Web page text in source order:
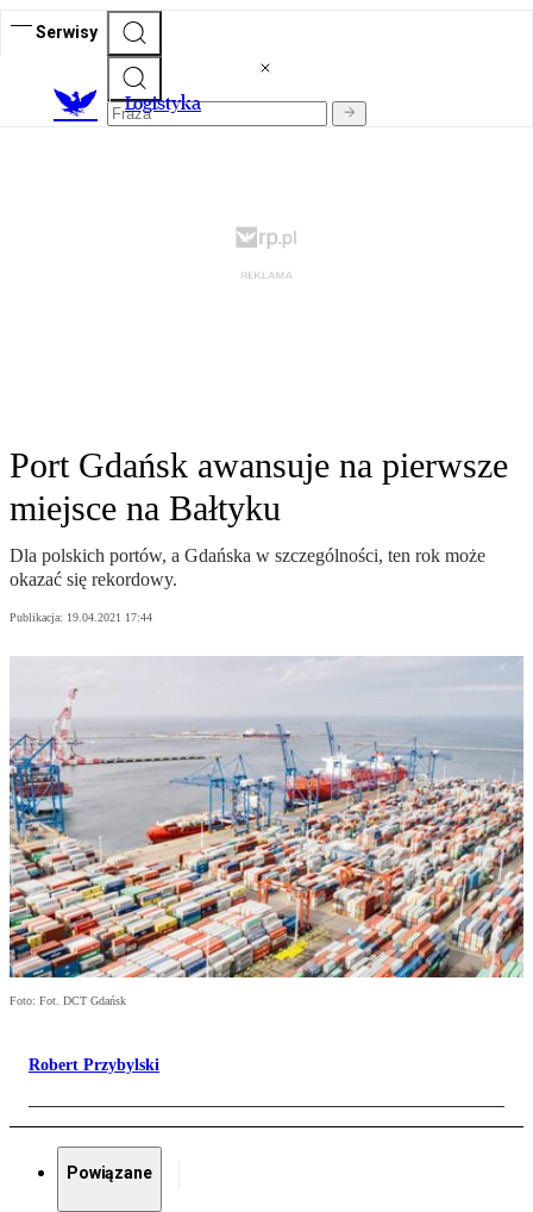
Serwisy
Logistyka
Port Gdańsk awansuje na pierwsze
miejsce na Bałtyku
Dla polskich portów, a Gdańska w szczególności, ten rok może
okazać się rekordowy.
Publikacja: 19.04.2021 17:44
Foto: Fot. DCT Gdańsk
Robert Przybylski
Powiązane